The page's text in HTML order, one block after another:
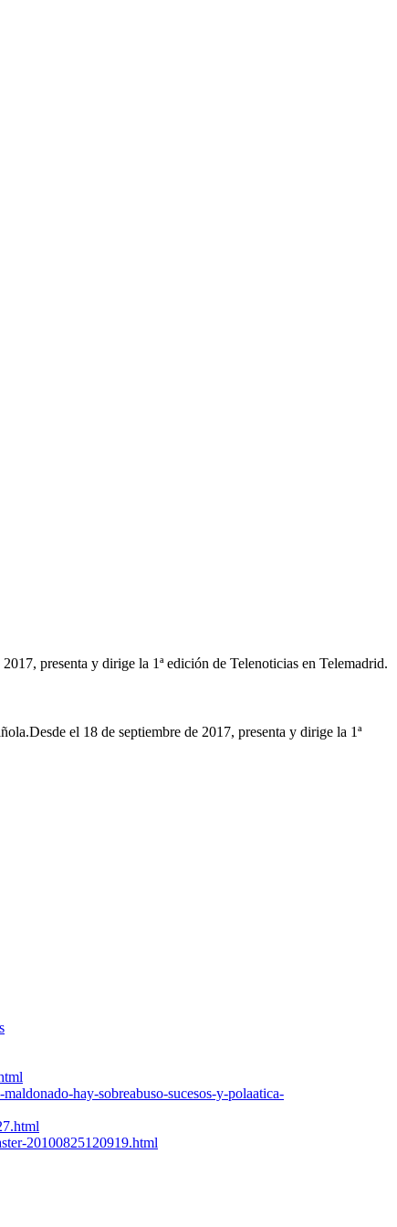
presenta y dirige la 1ª edición de Telenoticias en Telemadrid.
el 18 de septiembre de 2017, presenta y dirige la 1ª
hay-sobreabuso-sucesos-y-polaatica-
20100825120919.html